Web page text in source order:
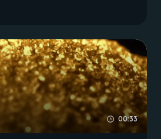
00:33